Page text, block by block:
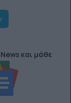
και μάθε